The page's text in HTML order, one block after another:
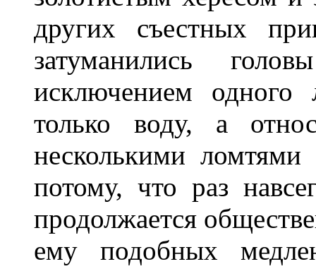
других съестных
затуманились
исключением
только воду, а
несколькими
потому, что раз
продолжается
ему подобных